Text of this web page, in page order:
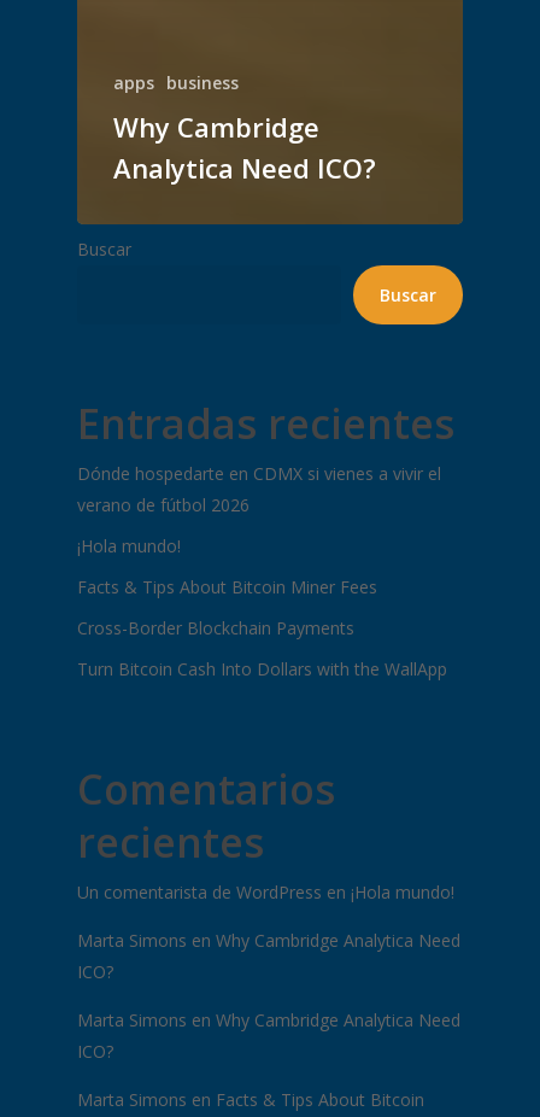
apps business
Why Cambridge
Analytica Need ICO?
Buscar
Buscar
Entradas recientes
Dónde hospedarte en CDMX si vienes a vivir el
verano de fútbol 2026
¡Hola mundo!
Facts & Tips About Bitcoin Miner Fees
Cross-Border Blockchain Payments
Turn Bitcoin Cash Into Dollars with the WallApp
Comentarios
recientes
Un comentarista de WordPress en ¡Hola mundo!
Marta Simons en Why Cambridge Analytica Need
ICO?
Marta Simons en Why Cambridge Analytica Need
ICO?
Marta Simons en Facts & Tips About Bitcoin